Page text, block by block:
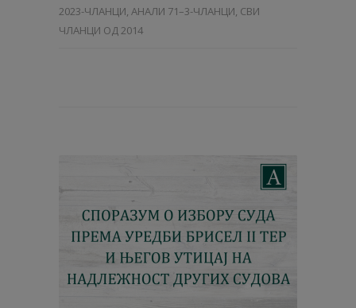
2023-ЧЛАНЦИ, АНАЛИ 71–3-ЧЛАНЦИ, СВИ
ЧЛАНЦИ ОД 2014